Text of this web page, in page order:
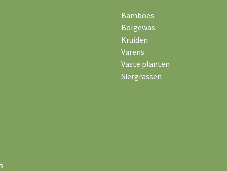
Bamboes
Bolgewas
Kruiden
Varens
Vaste planten
Siergrassen